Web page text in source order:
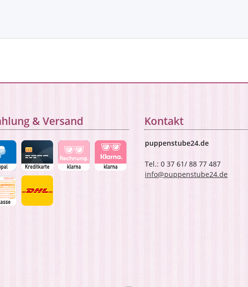
& Versand Kontakt
puppenstube24.de
Tel.: 0 37 61/ 88 77 487
info@puppenstube24.de